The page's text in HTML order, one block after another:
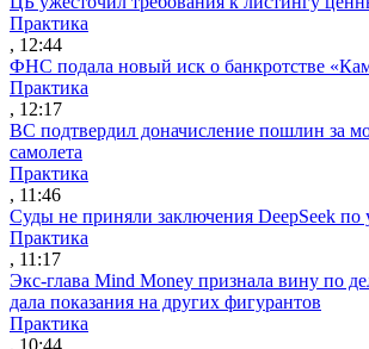
Практика
, 12:44
ФНС подала новый иск о банкротстве
Практика
, 12:17
ВС подтвердил доначисление пошлин за
самолета
Практика
, 11:46
Суды не приняли заключения DeepSeek по
Практика
, 11:17
Экс-глава Mind Money признала вину по
дала показания на других фигурантов
Практика
, 10:44